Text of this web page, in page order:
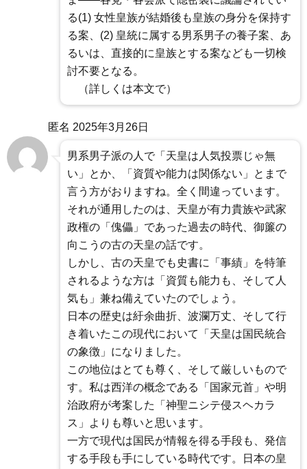
る(1) 女性皇族が結婚後も皇族の身分を保持す
る案、(2) 皇統に属する男系男子の養子案、あ
るいは、直接的に皇族とする案なども一切検
討不要となる。
（詳しくは本文で）
匿名 2025年3月26日
男系男子派の人で「天皇は人気投票じゃ無
い」とか、「資質や能力は関係ない」とまで
言う方がおりますね。全く間違っています。
それが通用したのは、天皇が有力貴族や武家
政権の「傀儡」であった過去の時代、御簾の
向こうの古の天皇の話です。
しかし、古の天皇でも史書に「事績」を特筆
されるような方は「資質も能力も、そして人
気も」兼ね備えていたのでしょう。
日本の歴史は紆余曲折、波瀾万丈、そして行
き着いたこの現代において「天皇は国民統合
の象徴」になりました。
この地位はとても尊く、そして厳しいもので
す。私は西洋の概念である「国家元首」や明
治政府が考案した「神聖ニシテ侵スヘカラ
ス」よりも尊いと思います。
一方で現代は国民が情報を得る手段も、発信
する手段も手にしている時代です。日本の皇